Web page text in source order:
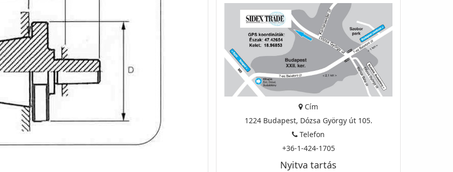
Cím
1224 Budapest, Dózsa György út 105.
Telefon
+36-1-424-1705
Nyitva tartás